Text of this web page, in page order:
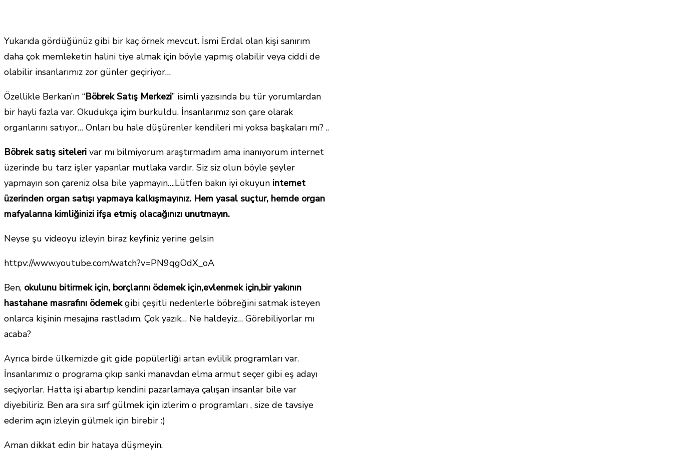
Yukarıda gördüğünüz gibi bir kaç örnek mevcut. İsmi Erdal olan kişi sanırım
daha çok memleketin halini tiye almak için böyle yapmış olabilir veya ciddi de
olabilir insanlarımız zor günler geçiriyor…
Özellikle Berkan’ın “Böbrek Satış Merkezi” isimli yazısında bu tür yorumlardan
bir hayli fazla var. Okudukça içim burkuldu. İnsanlarımız son çare olarak
organlarını satıyor… Onları bu hale düşürenler kendileri mi yoksa başkaları mı? ..
Böbrek satış siteleri var mı bilmiyorum araştırmadım ama inanıyorum internet
üzerinde bu tarz işler yapanlar mutlaka vardır. Siz siz olun böyle şeyler
yapmayın son çareniz olsa bile yapmayın….Lütfen bakın iyi okuyun internet
üzerinden organ satışı yapmaya kalkışmayınız. Hem yasal suçtur, hemde organ
mafyalarına kimliğinizi ifşa etmiş olacağınızı unutmayın.
Neyse şu videoyu izleyin biraz keyfiniz yerine gelsin
httpv://www.youtube.com/watch?v=PN9qgOdX_oA
Ben, okulunu bitirmek için, borçlarını ödemek için,evlenmek için,bir yakının
hastahane masrafını ödemekgibi çeşitli nedenlerle böbreğini satmak isteyen
onlarca kişinin mesajına rastladım. Çok yazık… Ne haldeyiz… Görebiliyorlar mı
acaba?
Ayrıca birde ülkemizde git gide popülerliği artan evlilik programları var.
İnsanlarımız o programa çıkıp sanki manavdan elma armut seçer gibi eş adayı
seçiyorlar. Hatta işi abartıp kendini pazarlamaya çalışan insanlar bile var
diyebiliriz. Ben ara sıra sırf gülmek için izlerim o programları , size de tavsiye
ederim açın izleyin gülmek için birebir :)
Aman dikkat edin bir hataya düşmeyin.